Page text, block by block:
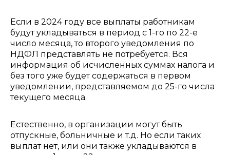
Если в 2024 году все выплаты работникам
будут укладываться в период с 1-го по 22-е
число месяца, то второго уведомления по
НДФЛ представлять не потребуется. Вся
информация об исчисленных суммах налога и
без того уже будет содержаться в первом
уведомлении, представляемом до 25-го числа
текущего месяца.
Естественно, в организации могут быть
отпускные, больничные и т.д. Но если таких
выплат нет, или они также укладываются в